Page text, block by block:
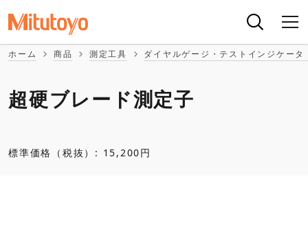
ホーム 商品 測定工具 ダイヤルゲージ・テストインジケー
超硬ブレード測定子
標準価格（税抜）: 15,200円